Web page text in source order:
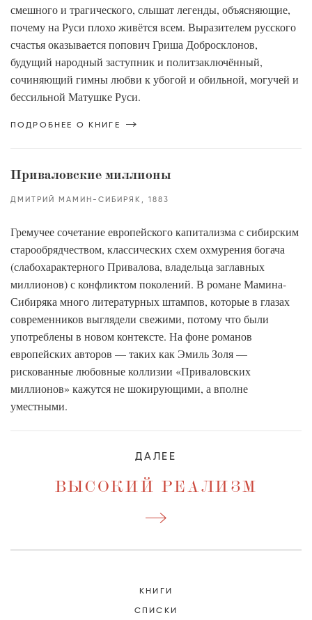
смешного и трагического, слышат легенды, объясняющие,
почему на Руси плохо живётся всем. Выразителем русского
счастья оказывается попович Гриша Добросклонов,
будущий народный заступник и политзаключённый,
сочиняющий гимны любви к убогой и обильной, могучей и
бессильной Матушке Руси.
ПОДРОБНЕЕ О КНИГЕ
Приваловские миллионы
ДМИТРИЙ МАМИН-СИБИРЯК 1883
Гремучее сочетание европейского капитализма с сибирским
старообрядчеством, классических схем охмурения богача
(слабохарактерного Привалова, владельца заглавных
миллионов) с конфликтом поколений. В романе Мамина-
Сибиряка много литературных штампов, которые в глазах
современников выглядели свежими, потому что были
употреблены в новом контексте. На фоне романов
европейских авторов — таких как Эмиль Золя —
рискованные любовные коллизии «Приваловских
миллионов» кажутся не шокирующими, а вполне
уместными.
ДАЛЕЕ
ВЫСОКИЙ РЕАЛИЗМ
КНИГИ
СПИСКИ